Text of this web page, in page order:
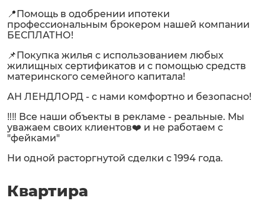
📍Помощь в одобрении ипотеки
профессиональным брокером нашей компании
БЕСПЛАТНО!
📌Покупка жилья с использованием любых
жилищных сертификатов и с помощью средств
материнского семейного капитала!
АН ЛЕНДЛОРД - с нами комфортно и безопасно!
‼️‼️ Все наши объекты в рекламе - реальные. Мы
уважаем своих клиентов❤️ и не работаем с
"фейками"
Ни одной расторгнутой сделки с 1994 года.
Квартира